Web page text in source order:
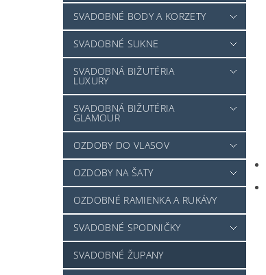
SVADOBNÉ BODY A KORZETY
SVADOBNÉ SUKNE
SVADOBNÁ BIŽUTÉRIA
LUXURY
SVADOBNÁ BIŽUTÉRIA
GLAMOUR
OZDOBY DO VLASOV
OZDOBY NA ŠATY
OZDOBNÉ RAMIENKA A RUKÁVY
SVADOBNÉ SPODNIČKY
SVADOBNÉ ŽUPANY